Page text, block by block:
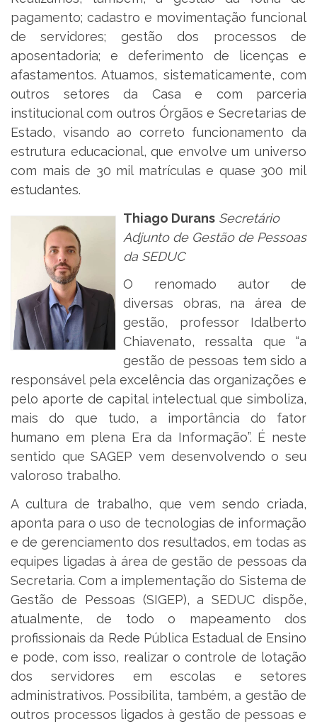
pagamento; cadastro e movimentação funcional
de servidores; gestão dos processos de
aposentadoria; e deferimento de licenças e
afastamentos. Atuamos, sistematicamente, com
outros setores da Casa e com parceria
institucional com outros Órgãos e Secretarias de
Estado, visando ao correto funcionamento da
estrutura educacional, que envolve um universo
com mais de 30 mil matrículas e quase 300 mil
estudantes.
Thiago Durans Secretário
Adjunto de Gestão de Pessoas
da SEDUC
O renomado autor de
diversas obras, na área de
gestão, professor Idalberto
Chiavenato, ressalta que “a
gestão de pessoas tem sido a
responsável pela excelência das organizações e
pelo aporte de capital intelectual que simboliza,
mais do que tudo, a importância do fator
humano em plena Era da Informação”. É neste
sentido que SAGEP vem desenvolvendo o seu
valoroso trabalho.
A cultura de trabalho, que vem sendo criada,
aponta para o uso de tecnologias de informação
e de gerenciamento dos resultados, em todas as
equipes ligadas à área de gestão de pessoas da
Secretaria. Com a implementação do Sistema de
Gestão de Pessoas (SIGEP), a SEDUC dispõe,
atualmente, de todo o mapeamento dos
profissionais da Rede Pública Estadual de Ensino
e pode, com isso, realizar o controle de lotação
dos servidores em escolas e setores
administrativos. Possibilita, também, a gestão de
outros processos ligados à gestão de pessoas e